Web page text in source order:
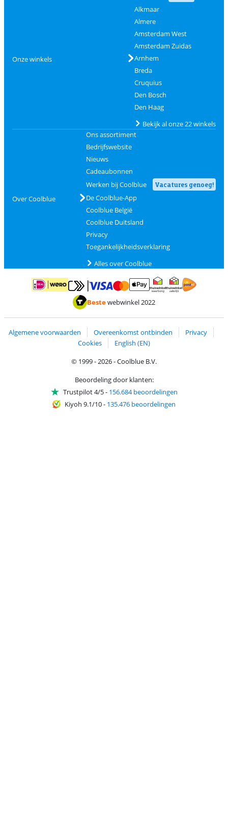
Onze winkels
Alkmaar
Almere
Amsterdam West
Amsterdam Zuidas
Arnhem
Breda
Cruquius
Den Bosch
Den Haag
Bekijk al onze 22 winkels
Over Coolblue
Ons assortiment
Bedrijfswebsite
Nieuws
Cadeaubonnen
Werken bij Coolblue
Vacatures genoeg!
De Coolblue-App
Coolblue België
Coolblue Duitsland
Privacy
Toegankelijkheidsverklaring
Alles over Coolblue
Betalen met iDEAL | WeroBetalen met MasterCard en Visa via ClickToPay
Betalen met ApplePay
Thuiswinkel waarborg
Bestewebwinkel 2022
Algemene voorwaarden Overeenkomst ontbinden
Privacy
Cookies
English (EN)
© 1999 - 2026 - Coolblue B.V.
Beoordeling door klanten:
Trustpilot 4/5- 156.684 beoordelingen
Kiyoh 9.1/10- 135.476 beoordelingen